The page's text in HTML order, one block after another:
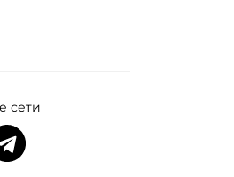
сети